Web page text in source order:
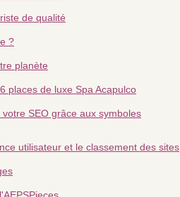
de qualité
?
planète
places de luxe Spa Acapulco
SEO grâce aux symboles
utilisateur et le classement des sites